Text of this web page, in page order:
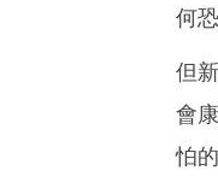
何
但
會
怕的